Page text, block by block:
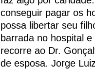
conseguir pagar os
possa libertar seu
barrada no hospital
recorre ao Dr.
de esposa. Jorge